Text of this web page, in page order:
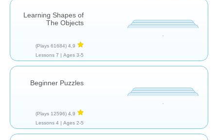
Learning Shapes of
The Objects
4,9
(61684 Plays)
Ages 3-5 |
7 Lessons
Beginner Puzzles
4,9
(12596 Plays)
Ages 2-5 |
4 Lessons